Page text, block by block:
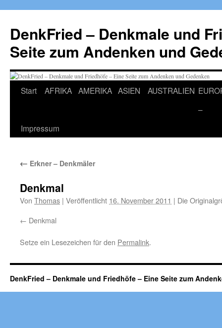
springen
DenkFried – Denkmale und
Seite zum Andenken und
Start AFRIKA AMERIKA ASIEN AUSTRALIEN
–
Impressum
← Erkner – Denkmäler
Denkmal
Von Thomas | Veröffentlicht 16. November 2011 | Die
Denkmal
Setze ein Lesezeichen für den Permalink.
DenkFried – Denkmale und Friedhöfe – Eine Seite zum